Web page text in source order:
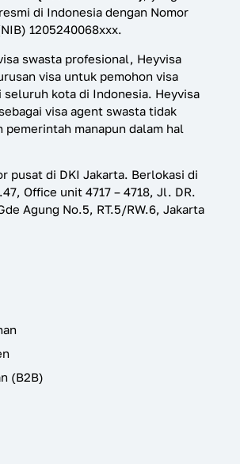
di Indonesia dengan Nomor
1205240068xxx.
swasta profesional, Heyvisa
visa untuk pemohon visa
seluruh kota di Indonesia. Heyvisa
visa agent swasta tidak
manapun dalam hal
pusat di DKI Jakarta. Berlokasi di
Office unit 4717 – 4718, Jl. DR.
Agung No.5, RT.5/RW.6, Jakarta
(B2B)